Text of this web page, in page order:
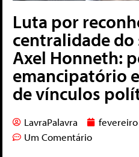
Luta por
centralidade
Axel Honneth:
emancipatório
de vínculos
LavraPalavra
Um Comentário